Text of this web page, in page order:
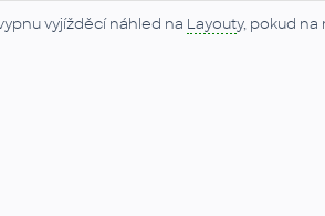
vyjížděcí náhled na Layouty, pokud na